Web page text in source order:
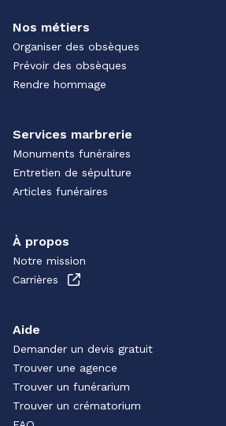
Nos métiers
Organiser des obsèques
Prévoir des obsèques
Rendre hommage
Services marbrerie
Monuments funéraires
Entretien de sépulture
Articles funéraires
À propos
Notre mission
Carrières
Aide
Demander un devis gratuit
Trouver une agence
Trouver un funérarium
Trouver un crématorium